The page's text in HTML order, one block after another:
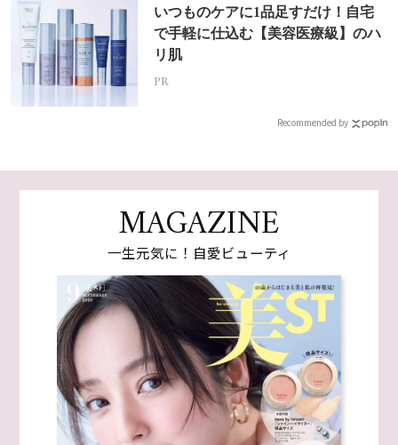
いつものケアに1品足すだけ！自宅
で手軽に仕込む【美容医療級】のハ
リ肌
PR
Recommended by
MAGAZINE
一生元気に！自愛ビューティ